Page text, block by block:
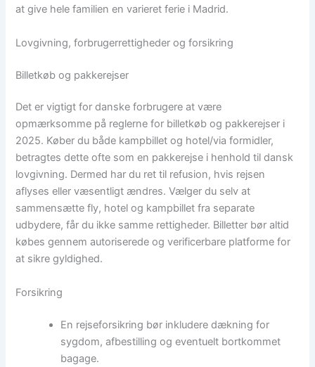
at give hele familien en varieret ferie i Madrid.
Lovgivning, forbrugerrettigheder og forsikring
Billetkøb og pakkerejser
Det er vigtigt for danske forbrugere at være
opmærksomme på reglerne for billetkøb og pakkerejser i
2025. Køber du både kampbillet og hotel/via formidler,
betragtes dette ofte som en pakkerejse i henhold til dansk
lovgivning. Dermed har du ret til refusion, hvis rejsen
aflyses eller væsentligt ændres. Vælger du selv at
sammensætte fly, hotel og kampbillet fra separate
udbydere, får du ikke samme rettigheder. Billetter bør altid
købes gennem autoriserede og verificerbare platforme for
at sikre gyldighed.
Forsikring
En rejseforsikring bør inkludere dækning for
sygdom, afbestilling og eventuelt bortkommet
bagage.